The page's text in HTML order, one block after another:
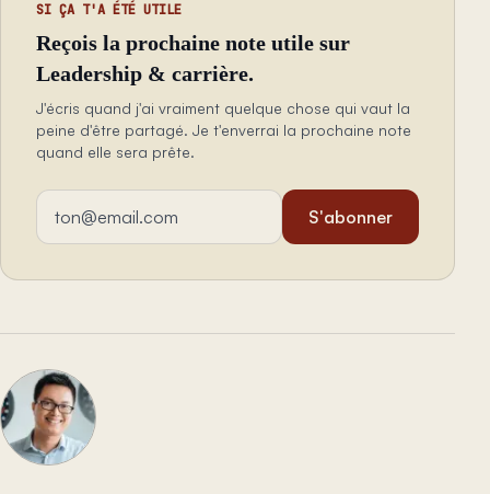
SI ÇA T'A ÉTÉ UTILE
Reçois la prochaine note utile sur
Leadership & carrière.
J'écris quand j'ai vraiment quelque chose qui vaut la
peine d'être partagé. Je t'enverrai la prochaine note
quand elle sera prête.
Adresse email
S'abonner